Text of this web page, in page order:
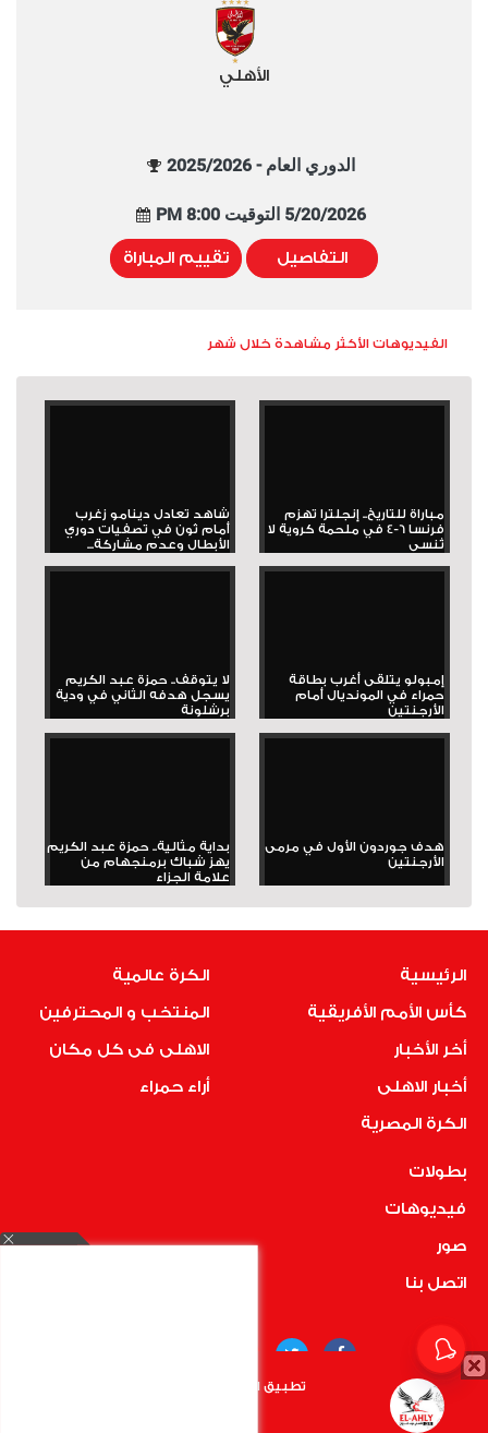
الأهلي
الدوري العام - 2025/2026
5/20/2026 التوقيت 8:00 PM
التفاصيل تقييم المباراة
الفيديوهات الأكثر مشاهدة خلال شهر
مباراة للتاريخ.. إنجلترا تهزم
فرنسا 6-4 في ملحمة كروية لا
تُنسى
شاهد تعادل دينامو زغرب
أمام ثون في تصفيات دوري
الأبطال وعدم مشاركة...
إمبولو يتلقى أغرب بطاقة
حمراء في المونديال أمام
الأرجنتين
لا يتوقف.. حمزة عبد الكريم
يسجل هدفه الثاني في ودية
برشلونة
هدف جوردون الأول في مرمى
الأرجنتين
بداية مثالية.. حمزة عبد الكريم
يهز شباك برمنجهام من
علامة الجزاء
الرئيسية
كأس الأمم الأفريقية
أخر الأخبار
أخبار الاهلى
الكرة المصرية
الكرة عالمية
المنتخب و المحترفين
الاهلى فى كل مكان
أراء حمراء
بطولات
فيديوهات
صور
اتصل بنا
COPYRIGHT © 2019 RedMedia | ALL RIGHTS RESERVED
تطبيق الأهلي.كوم متاح الأن